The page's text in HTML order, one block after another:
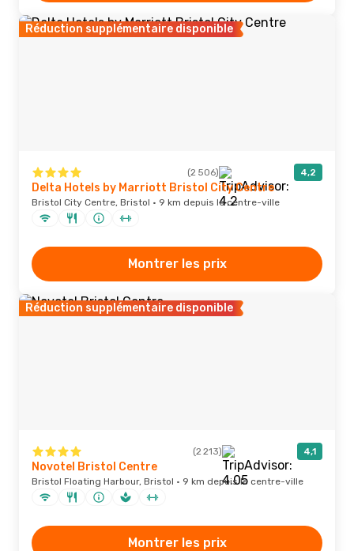
Réduction supplémentaire disponible
(2 506) 4,2
Delta Hotels by Marriott Bristol City Centre
Bristol City Centre, Bristol · 9 km depuis le centre-ville
Montrer les prix
Réduction supplémentaire disponible
(2 213) 4,1
Novotel Bristol Centre
Bristol Floating Harbour, Bristol · 9 km depuis le centre-ville
Montrer les prix